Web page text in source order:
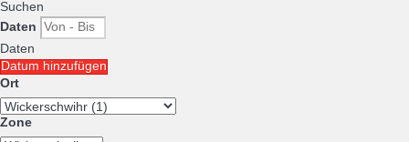
Suchen
Daten
Daten
Datum hinzufügen
Ort
Zone